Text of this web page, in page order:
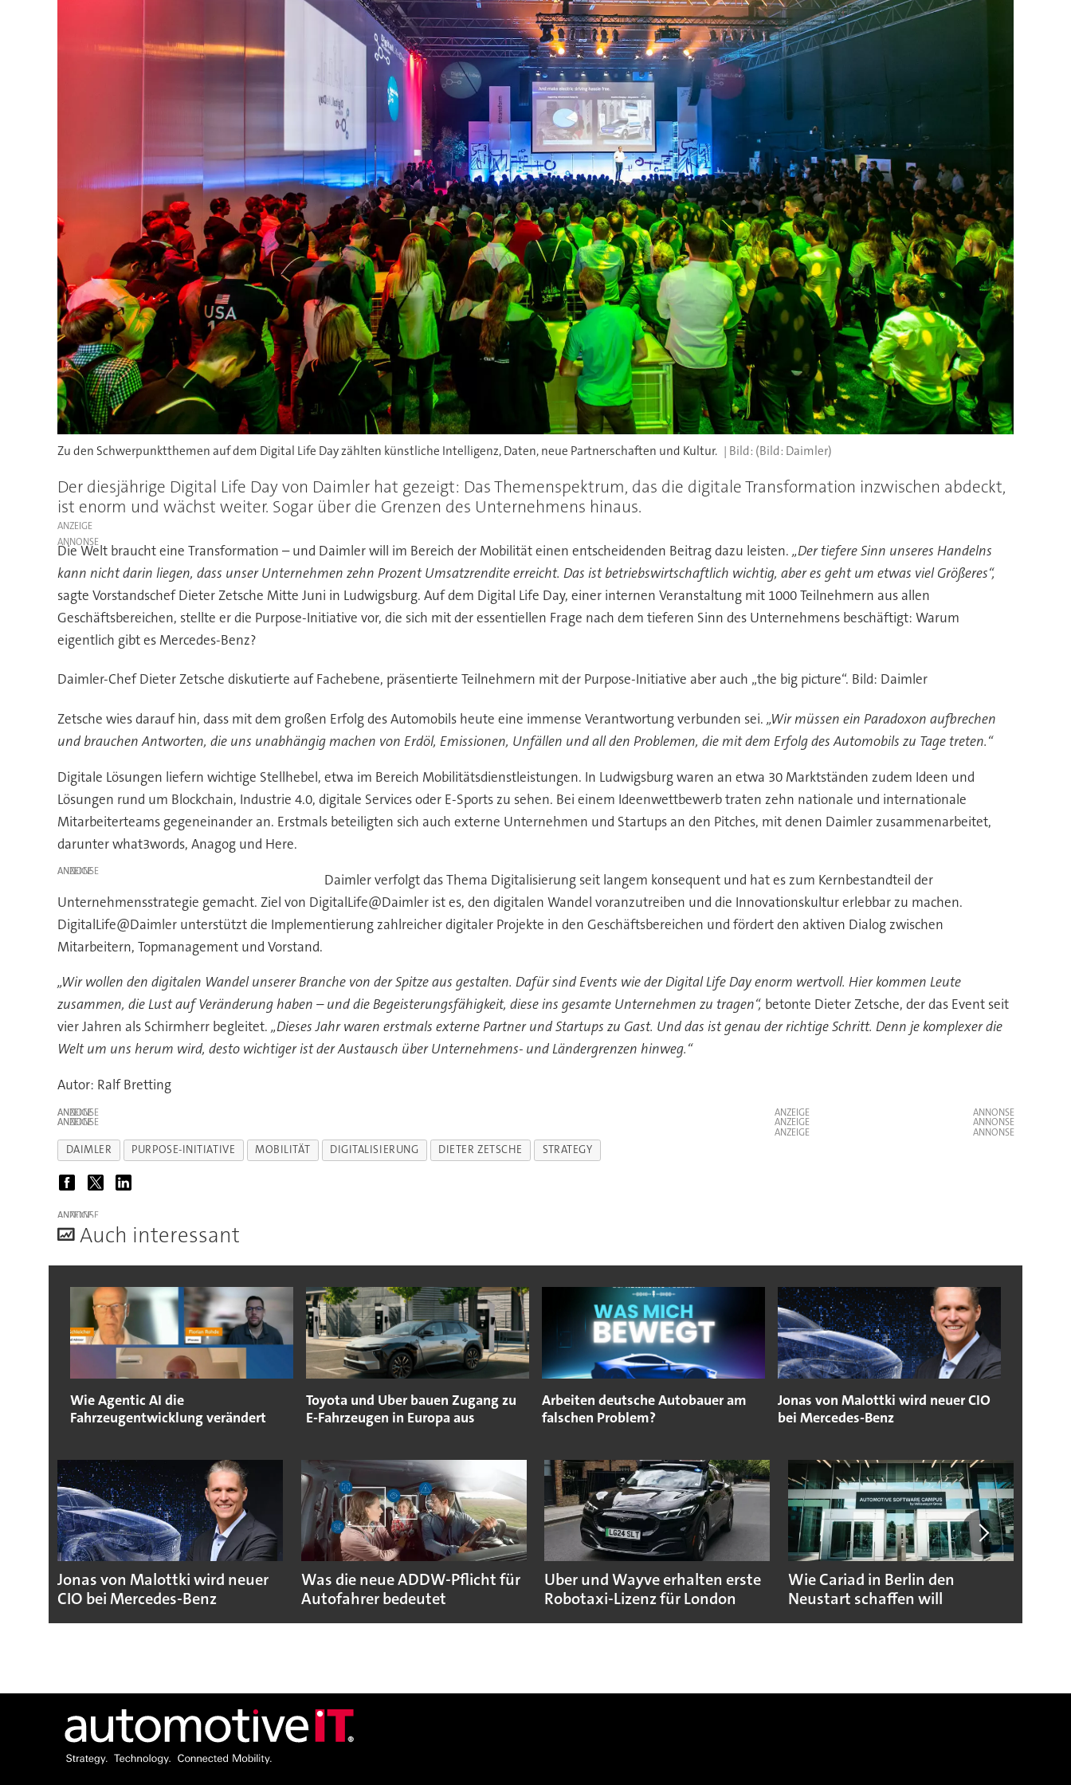
Zu den Schwerpunktthemen auf dem Digital Life Day zählten künstliche Intelligenz, Daten, neue Partnerschaften und Kultur. (Bild: Daimler)
Der diesjährige Digital Life Day von Daimler hat gezeigt: Das Themenspektrum, das die digitale Transformation inzwischen abdeckt,
ist enorm und wächst weiter. Sogar über die Grenzen des Unternehmens hinaus.
ANZEIGE
Die Welt braucht eine Transformation – und Daimler will im Bereich der Mobilität einen entscheidenden Beitrag dazu leisten. „Der tiefere Sinn unseres Handelns
kann nicht darin liegen, dass unser Unternehmen zehn Prozent Umsatzrendite erreicht. Das ist betriebswirtschaftlich wichtig, aber es geht um etwas viel Größeres“,
sagte Vorstandschef Dieter Zetsche Mitte Juni in Ludwigsburg. Auf dem Digital Life Day, einer internen Veranstaltung mit 1000 Teilnehmern aus allen
Geschäftsbereichen, stellte er die Purpose-Initiative vor, die sich mit der essentiellen Frage nach dem tieferen Sinn des Unternehmens beschäftigt: Warum
eigentlich gibt es Mercedes-Benz?
Daimler-Chef Dieter Zetsche diskutierte auf Fachebene, präsentierte Teilnehmern mit der Purpose-Initiative aber auch „the big picture“. Bild: Daimler
Zetsche wies darauf hin, dass mit dem großen Erfolg des Automobils heute eine immense Verantwortung verbunden sei. „Wir müssen ein Paradoxon aufbrechen
und brauchen Antworten, die uns unabhängig machen von Erdöl, Emissionen, Unfällen und all den Problemen, die mit dem Erfolg des Automobils zu Tage treten.“
Digitale Lösungen liefern wichtige Stellhebel, etwa im Bereich Mobilitätsdienstleistungen. In Ludwigsburg waren an etwa 30 Marktständen zudem Ideen und
Lösungen rund um Blockchain, Industrie 4.0, digitale Services oder E-Sports zu sehen. Bei einem Ideenwettbewerb traten zehn nationale und internationale
Mitarbeiterteams gegeneinander an. Erstmals beteiligten sich auch externe Unternehmen und Startups an den Pitches, mit denen Daimler zusammenarbeitet,
darunter what3words, Anagog und Here.
ANZEIGE
Daimler verfolgt das Thema Digitalisierung seit langem konsequent und hat es zum Kernbestandteil der
Unternehmensstrategie gemacht. Ziel von DigitalLife@Daimler ist es, den digitalen Wandel voranzutreiben und die Innovationskultur erlebbar zu machen.
DigitalLife@Daimler unterstützt die Implementierung zahlreicher digitaler Projekte in den Geschäftsbereichen und fördert den aktiven Dialog zwischen
Mitarbeitern, Topmanagement und Vorstand.
„Wir wollen den digitalen Wandel unserer Branche von der Spitze aus gestalten. Dafür sind Events wie der Digital Life Day enorm wertvoll. Hier kommen Leute
zusammen, die Lust auf Veränderung haben – und die Begeisterungsfähigkeit, diese ins gesamte Unternehmen zu tragen“, betonte Dieter Zetsche, der das Event seit
vier Jahren als Schirmherr begleitet. „Dieses Jahr waren erstmals externe Partner und Startups zu Gast. Und das ist genau der richtige Schritt. Denn je komplexer die
Welt um uns herum wird, desto wichtiger ist der Austausch über Unternehmens- und Ländergrenzen hinweg.“
Autor: Ralf Bretting
ANZEIGE
ANZEIGE
ANZEIGE
ANZEIGE
ANZEIGE
DAIMLER PURPOSE-INITIATIVE MOBILITÄT DIGITALISIERUNG DIETER ZETSCHE STRATEGY
ANZEIGE
Auch interessant
Wie Agentic AI die
Fahrzeugentwicklung verändert
Toyota und Uber bauen Zugang zu
E-Fahrzeugen in Europa aus
Arbeiten deutsche Autobauer am
falschen Problem?
Jonas von Malottki wird neuer CIO
bei Mercedes-Benz
Jonas von Malottki wird neuer
CIO bei Mercedes-Benz
Was die neue ADDW-Pflicht für
Autofahrer bedeutet
Uber und Wayve erhalten erste
Robotaxi-Lizenz für London
Wie Cariad in Berlin den
Neustart schaffen will